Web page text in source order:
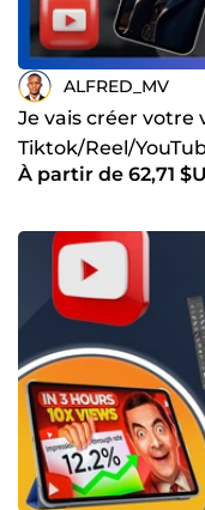
CONFIANCE pour
digitaux,
vous aider à
ALFRED_MV
Je vais créer votre
Tiktok/Reel/
À partir de 62,71